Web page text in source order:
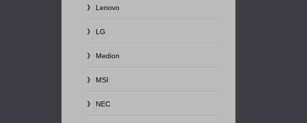
Lenovo
LG
Medion
MSI
NEC